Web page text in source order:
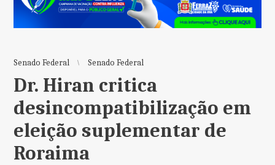
Senado Federal Senado Federal
Dr. Hiran critica
desincompatibilização em
eleição suplementar de
Roraima